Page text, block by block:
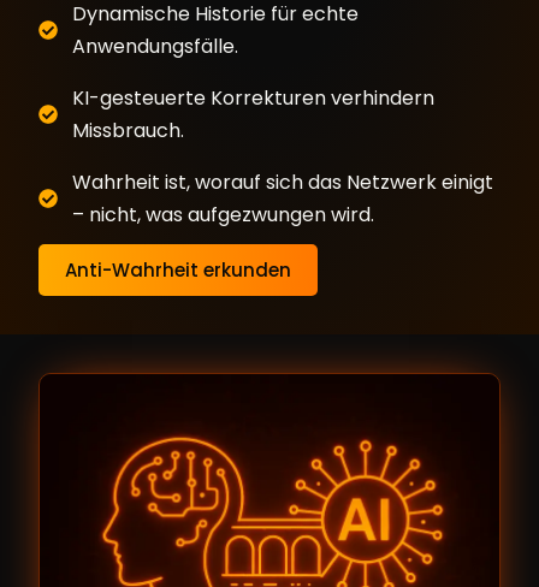
Dynamische Historie für echte
Anwendungsfälle.
KI-gesteuerte Korrekturen verhindern
Missbrauch.
Wahrheit ist, worauf sich das Netzwerk einigt
– nicht, was aufgezwungen wird.
Anti-Wahrheit erkunden